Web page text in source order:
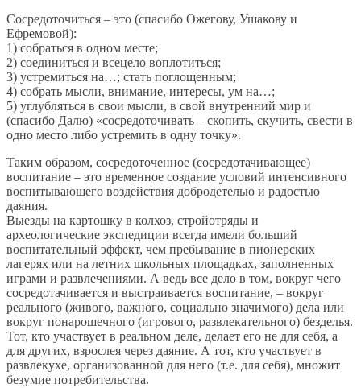
Сосредоточиться – это (спасибо Ожегову, Ушакову и
Ефремовой):
1) собраться в одном месте;
2) соединиться и всецело воплотиться;
3) устремиться на…; стать поглощенным;
4) собрать мысли, внимание, интересы, ум на…;
5) углубляться в свои мысли, в свой внутренний мир и
(спасибо Далю) «сосредоточивать – скопить, скучить, свести в
одно место либо устремить в одну точку».
Таким образом, сосредоточенное (сосредотачивающее)
воспитание – это временное создание условий интенсивного
воспитывающего воздействия добродетелью и радостью
даяния.
Выезды на картошку в колхоз, стройотряды и
археологические экспедиции всегда имели больший
воспитательный эффект, чем пребывание в пионерских
лагерях или на летних школьных площадках, заполненных
играми и развлечениями. А ведь все дело в том, вокруг чего
сосредотачивается и выстраивается воспитание, – вокруг
реального (живого, важного, социально значимого) дела или
вокруг понарошечного (игрового, развлекательного) безделья.
Тот, кто участвует в реальном деле, делает его не для себя, а
для других, взрослея через даяние. А тот, кто участвует в
развлекухе, организованной для него (т.е. для себя), множит
безумие потребительства.